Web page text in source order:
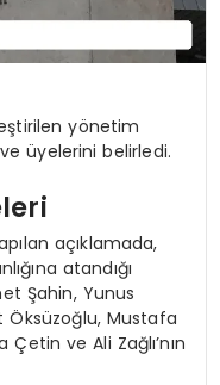
yönetim
üyelerini belirledi.
açıklamada,
atandığı
Şahin, Yunus
Öksüzoğlu, Mustafa
ve Ali Zağlı’nın